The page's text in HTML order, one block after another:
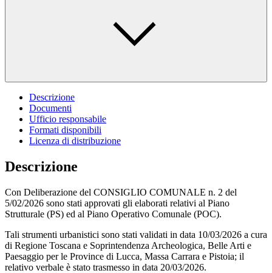
Descrizione
Documenti
Ufficio responsabile
Formati disponibili
Licenza di distribuzione
Descrizione
Con Deliberazione del CONSIGLIO COMUNALE n. 2 del
5/02/2026 sono stati approvati gli elaborati relativi al Piano
Strutturale (PS) ed al Piano Operativo Comunale (POC).
Tali strumenti urbanistici sono stati validati in data 10/03/2026 a cura
di Regione Toscana e Soprintendenza Archeologica, Belle Arti e
Paesaggio per le Province di Lucca, Massa Carrara e Pistoia; il
relativo verbale è stato trasmesso in data 20/03/2026.